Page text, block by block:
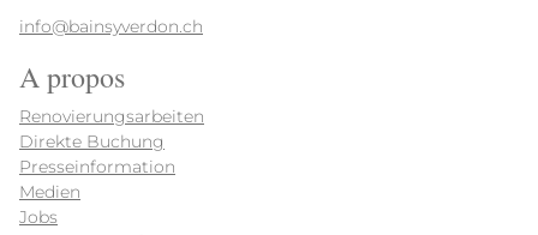
info@bainsyverdon.ch
A propos
Renovierungsarbeiten
Direkte Buchung
Presseinformation
Medien
Jobs